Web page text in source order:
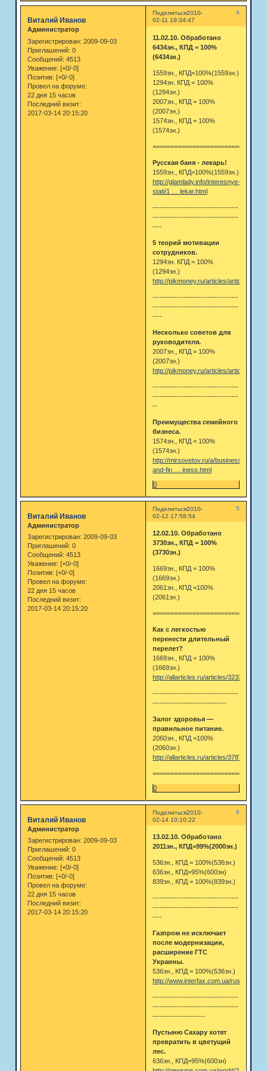
Поделиться 4
2010-
02-11 19:34:47
Виталий Иванов
Администратор
Зарегистрирован: 2009-09-03
Приглашений: 0
Сообщений: 4513
Уважение: [+0/-0]
Позитив: [+0/-0]
Провел на форуме:
22 дня 15 часов
Последний визит:
2017-03-14 20:15:20
11.02.10. Обработано
6434зн., КПД = 100%
(6434зн.)
1559зн., КПД=100%(1559зн.)
1294зн. КПД = 100%
(1294зн.)
2007зн., КПД = 100%
(2007зн.)
1574зн., КПД = 100%
(1574зн.)
Русская баня - лекарь!
1559зн., КПД=100%(1559зн.)
http://glamlady.info/interesnye-
stati/1 … lekar.html
------------------------------------
------------------------------------
----
5 теорий мотивации
сотрудников.
1294зн. КПД = 100%
(1294зн.)
http://pikmoney.ru/articles/
------------------------------------
------------------------------------
----
Несколько советов для
руководителя.
2007зн., КПД = 100%
(2007зн.)
http://pikmoney.ru/articles/
------------------------------------
------------------------------------
--
Преимущества семейного
бизнеса.
1574зн., КПД = 100%
(1574зн.)
http://mirsovetov.ru/a/business-
and-fin … iness.html
0
Поделиться 5
2010-
02-12 17:58:54
Виталий Иванов
Администратор
Зарегистрирован: 2009-09-03
Приглашений: 0
Сообщений: 4513
Уважение: [+0/-0]
Позитив: [+0/-0]
Провел на форуме:
22 дня 15 часов
Последний визит:
2017-03-14 20:15:20
12.02.10. Обработано
3730зн., КПД = 100%
(3730зн.)
1669зн., КПД = 100%
(1669зн.)
2061зн., КПД =100%
(2061зн.)
Как с легкостью
перенести длительный
перелет?
1669зн., КПД = 100%
(1669зн.)
http://allarticles.ru/articles/3233.html
------------------------------------
-------------------------------
Залог здоровья —
правильное питание.
2060зн., КПД =100%
(2060зн.)
http://allarticles.ru/articles/3787.html
0
Поделиться 6
2010-
02-14 10:10:22
Виталий Иванов
Администратор
Зарегистрирован: 2009-09-03
Приглашений: 0
Сообщений: 4513
Уважение: [+0/-0]
Позитив: [+0/-0]
Провел на форуме:
22 дня 15 часов
Последний визит:
2017-03-14 20:15:20
13.02.10. Обработано
2011зн., КПД=99%(2000зн.)
536зн., КПД = 100%(536зн.)
636зн., КПД=95%(600зн)
839зн., КПД = 100%(839зн.)
------------------------------------
------------------------------------
----
Газпром не исключает
после модернизации,
расширение ГТС
Украины.
536зн., КПД = 100%(536зн.)
http://www.interfax.com.ua/rus/eco/
------------------------------------
------------------------------------
----------------------
Пустыню Сахару хотят
превратить в цветущий
лес.
636зн., КПД=95%(600зн)